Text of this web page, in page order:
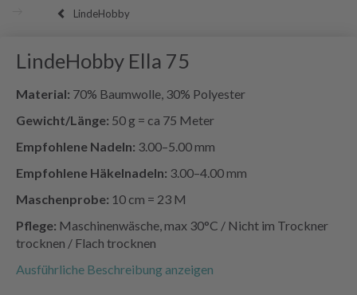
LindeHobby
LindeHobby Ella 75
Material: 70% Baumwolle, 30% Polyester
Gewicht/Länge: 50 g = ca 75 Meter
Empfohlene Nadeln: 3.00–5.00 mm
Empfohlene Häkelnadeln: 3.00–4.00 mm
Maschenprobe: 10 cm = 23 M
Pflege: Maschinenwäsche, max 30°C / Nicht im Trockner
trocknen / Flach trocknen
Ausführliche Beschreibung anzeigen